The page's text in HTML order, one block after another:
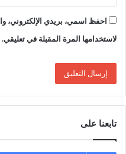
احفظ اسمي، بريدي الإلكتروني،
لاستخدامها المرة المقبلة في تعليقي.
تابعنا على